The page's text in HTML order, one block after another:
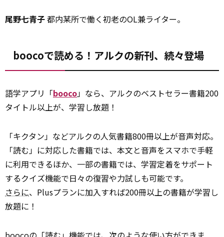
尾野七青子都内某所で働く初老のOL兼ライター。
boocoで読める！アルクの新刊、続々登場
語学アプリ「booco」なら、アルクのベストセラー書籍200
タイトル以上が、学習し放題！
「キクタン」などアルクの人気書籍800冊以上が音声対応。
「読む」に対応した書籍では、本文と音声をスマホで手軽
に利用できるほか、一部の書籍では、学習定着をサポート
するクイズ機能で日々の復習や力試しも可能です。
さらに、Plusプランに加入すれば200冊以上の書籍が学習し
放題に！